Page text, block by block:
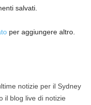
salvati.
per aggiungere altro.
notizie per il Sydney
il blog live di notizie